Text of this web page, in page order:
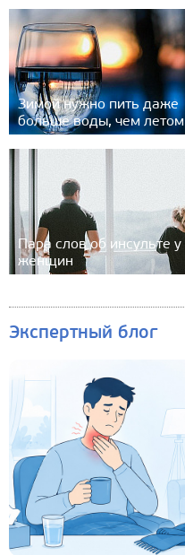
Зимой нужно пить даже
больше воды, чем летом
Пара слов об инсульте у
женщин
Экспертный блог